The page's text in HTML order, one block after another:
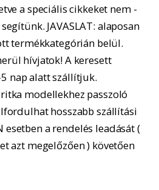
a speciális cikkeket nem -
JAVASLAT: alaposan
termékkategórián belül.
hívjatok! A keresett
nap alatt szállítjuk.
modellekhez passzoló
hosszabb szállítási
a rendelés leadását (
azt megelőzően ) követően